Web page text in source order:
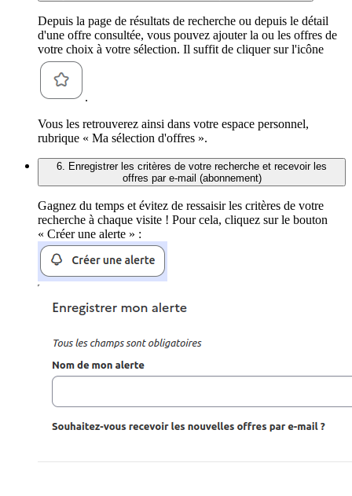
Depuis la page de résultats de recherche ou depuis le détail
d'une offre consultée, vous pouvez ajouter la ou les offres de
votre choix à votre sélection. Il suffit de cliquer sur l'icône
.
Vous les retrouverez ainsi dans votre espace personnel,
rubrique « Ma sélection d'offres ».
6. Enregistrer les critères de votre recherche et recevoir les
offres par e-mail (abonnement)
Gagnez du temps et évitez de ressaisir les critères de votre
recherche à chaque visite ! Pour cela, cliquez sur le bouton
« Créer une alerte » :